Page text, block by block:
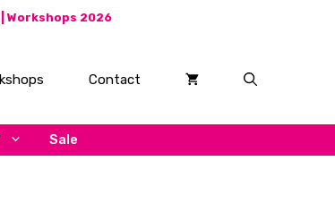
Workshops 2026
Contact
Sale